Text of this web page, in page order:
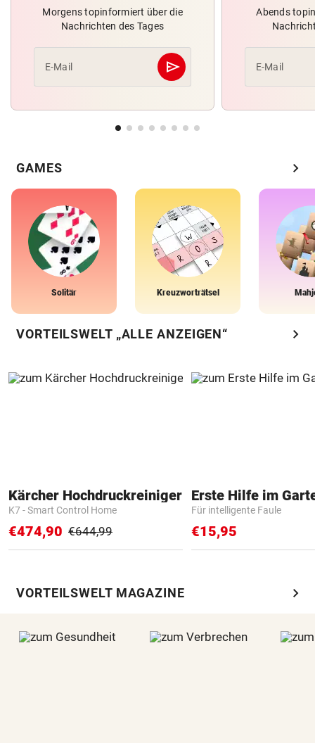
Morgens topinformiert über die
Nachrichten des Tages
E-Mail send
Abschicken
Abends
E-Mail
GAMES chevron_right
Solitär Kreuzworträtsel
VORTEILSWELT „ALLE ANZEIGEN“ chevron_right
Kärcher Hochdruckreiniger
K7 - Smart Control Home
€474,90 €644,99
Erste Hilfe im
Für intelligente Faule
€15,95
VORTEILSWELT MAGAZINE chevron_right